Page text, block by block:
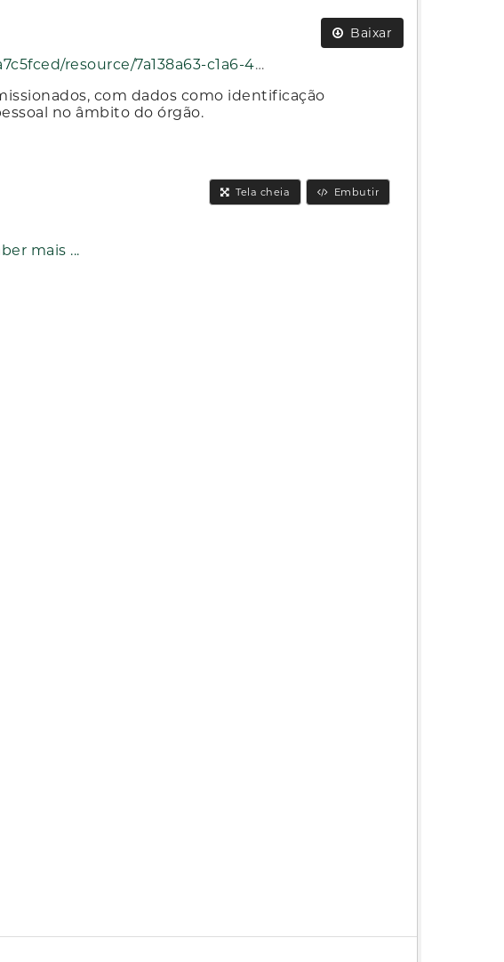
Baixar
download/2026.05.empregados.ativos.json
com dados como identificação
no âmbito do órgão.
Tela cheia Embutir
mais ...